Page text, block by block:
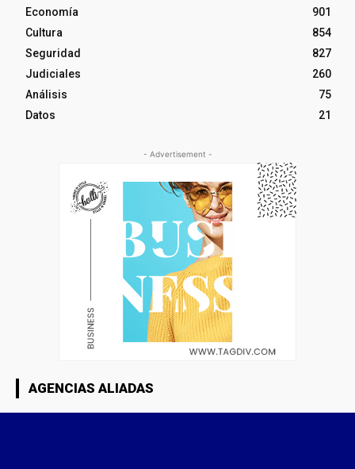
Economía
901
Cultura
854
Seguridad
827
Judiciales
260
Análisis
75
Datos
21
- Advertisement -
AGENCIAS ALIADAS